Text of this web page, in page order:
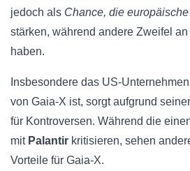
jedoch als Chance, die
stärken, während andere Zweifel
haben.
Insbesondere das US-Unternehmen
von Gaia-X ist, sorgt aufgrund
für Kontroversen. Während die
mit Palantir kritisieren, sehen
Vorteile für Gaia-X.